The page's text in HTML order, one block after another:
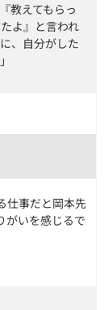
教えてもらっ
よ』と言われ
、自分がした
仕事だと岡本先
がいを感じるで